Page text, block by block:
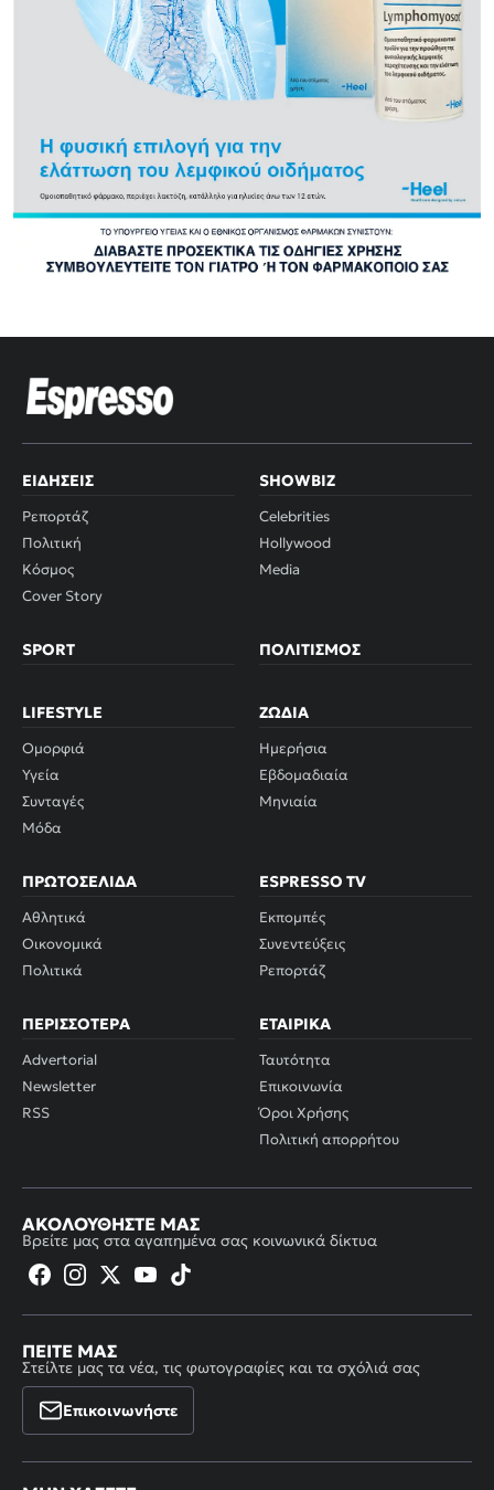
ΕΙΔΉΣΕΙΣ
Ρεπορτάζ
Πολιτική
Κόσμος
Cover Story
SHOWBIZ
Celebrities
Hollywood
Media
SPORT ΠΟΛΙΤΙΣΜΌΣ
LIFESTYLE
Ομορφιά
Υγεία
Συνταγές
Μόδα
ΖΏΔΙΑ
Ημερήσια
Εβδομαδιαία
Μηνιαία
ΠΡΩΤΟΣΈΛΙΔΑ
Αθλητικά
Οικονομικά
Πολιτικά
ESPRESSO TV
Εκπομπές
Συνεντεύξεις
Ρεπορτάζ
ΠΕΡΙΣΣΌΤΕΡΑ
Advertorial
Newsletter
RSS
ΕΤΑΙΡΙΚΆ
Ταυτότητα
Επικοινωνία
Όροι Χρήσης
Πολιτική απορρήτου
ΑΚΟΛΟΥΘΉΣΤΕ ΜΑΣ
Βρείτε μας στα αγαπημένα σας κοινωνικά δίκτυα
ΠΕΊΤΕ ΜΑΣ
Στείλτε μας τα νέα, τις φωτογραφίες και τα σχόλιά σας
Επικοινωνήστε